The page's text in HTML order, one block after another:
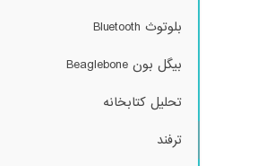
بلوتوث Bluetooth
بیگل بون Beaglebone
تحلیل کتابخانه
ترفند